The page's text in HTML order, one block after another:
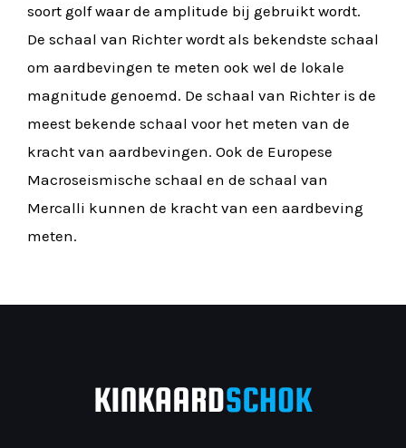
soort golf waar de amplitude bij gebruikt wordt.
De schaal van Richter wordt als bekendste schaal
om aardbevingen te meten ook wel de lokale
magnitude genoemd. De schaal van Richter is de
meest bekende schaal voor het meten van de
kracht van aardbevingen. Ook de Europese
Macroseismische schaal en de schaal van
Mercalli kunnen de kracht van een aardbeving
meten.